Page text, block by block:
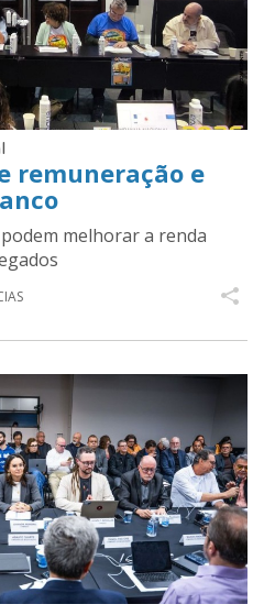
remuneração e
melhorar a renda